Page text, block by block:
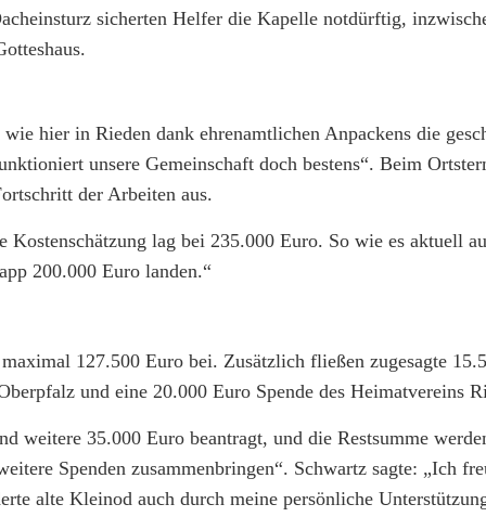
sicherten Helfer die Kapelle notdürftig,
hier in Rieden dank ehrenamtlichen Anpackens die
unsere Gemeinschaft doch bestens“. Beim
der Arbeiten aus.
lag bei 235.000 Euro. So wie es aktuell
200.000 Euro landen.“
127.500 Euro bei. Zusätzlich fließen zugesagte
und eine 20.000 Euro Spende des Heimatvereins
weitere 35.000 Euro beantragt, und die Restsumme
Spenden zusammenbringen“. Schwartz sagte: „Ich
alte Kleinod auch durch meine persönliche